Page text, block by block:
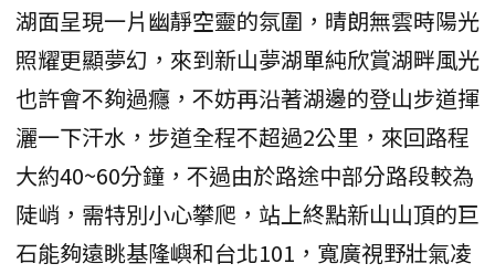
湖面呈現一片幽靜空靈的氛圍，晴朗無雲時陽光
照耀更顯夢幻，來到新山夢湖單純欣賞湖畔風光
也許會不夠過癮，不妨再沿著湖邊的登山步道揮
灑一下汗水，步道全程不超過2公里，來回路程
大約40~60分鐘，不過由於路途中部分路段較為
陡峭，需特別小心攀爬，站上終點新山山頂的巨
石能夠遠眺基隆嶼和台北101，寬廣視野壯氣凌